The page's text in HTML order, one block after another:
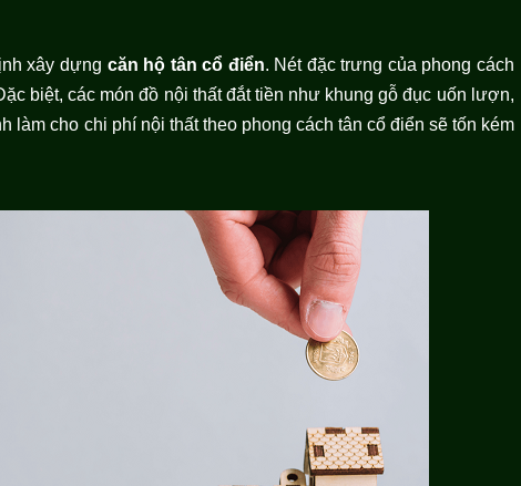
xây dựng căn hộ tân cổ điển. Nét đặc trưng của phong cách
biệt, các món đồ nội thất đắt tiền như khung gỗ đục uốn lượn,
làm cho chi phí nội thất theo phong cách tân cổ điển sẽ tốn kém